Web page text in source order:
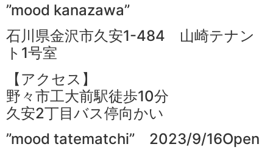
”mood kanazawa”
石川県金沢市久安1-484 山崎テナン
ト1号室
【アクセス】
野々市工大前駅徒歩10分
久安2丁目バス停向かい
”mood tatematchi” 2023/9/16Open